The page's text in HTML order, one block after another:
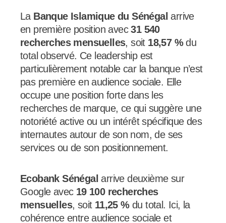
La Banque Islamique du Sénégal arrive
en première position avec31 540
recherches mensuelles, soit 18,57 %du
total observé. Ce leadership est
particulièrement notable car la banque n’est
pas première en audience sociale. Elle
occupe une position forte dans les
recherches de marque, ce qui suggère une
notoriété active ou un intérêt spécifique des
internautes autour de son nom, de ses
services ou de son positionnement.
Ecobank Sénégal arrive deuxième sur
Google avec 19 100 recherches
mensuelles, soit 11,25 %du total. Ici, la
cohérence entre audience sociale et